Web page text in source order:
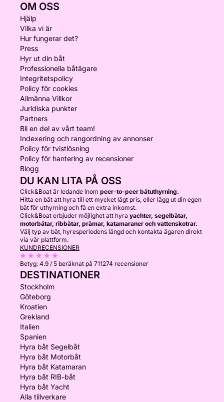
OM OSS
Hjälp
Vilka vi är
Hur fungerar det?
Press
Hyr ut din båt
Professionella båtägare
Integritetspolicy
Policy för cookies
Allmänna Villkor
Juridiska punkter
Partners
Bli en del av vårt team!
Indexering och rangordning av annonser
Policy för tvistlösning
Policy för hantering av recensioner
Blogg
DU KAN LITA PÅ OSS
Click&Boat är ledande inom peer-to-peer båtuthyrning.
Hitta en båt att hyra till ett mycket lågt pris, eller lägg ut din egen
båt för uthyrning och få en extra inkomst.
Click&Boat erbjuder möjlighet att hyra yachter, segelbåtar,
motorbåtar, ribbåtar, pråmar, katamaraner och vattenskotrar.
Välj typ av båt, hyresperiodens längd och kontakta ägaren direkt
via vår plattform.
KUNDRECENSIONER
Betyg: 4.9 / 5 beräknat på 711274 recensioner
DESTINATIONER
Stockholm
Göteborg
Kroatien
Grekland
Italien
Spanien
Hyra båt Segelbåt
Hyra båt Motorbåt
Hyra båt Katamaran
Hyra båt RIB-båt
Hyra båt Yacht
Alla tillverkare